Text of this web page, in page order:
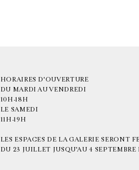
HORAIRES D'OUVERTURE
DU MARDI AU VENDREDI
10H-18H
LE SAMEDI
11H-19H
LES ESPACES DE LA GALERIE SERONT
DU 23 JUILLET JUSQU'AU 4 SEPTEMBRE